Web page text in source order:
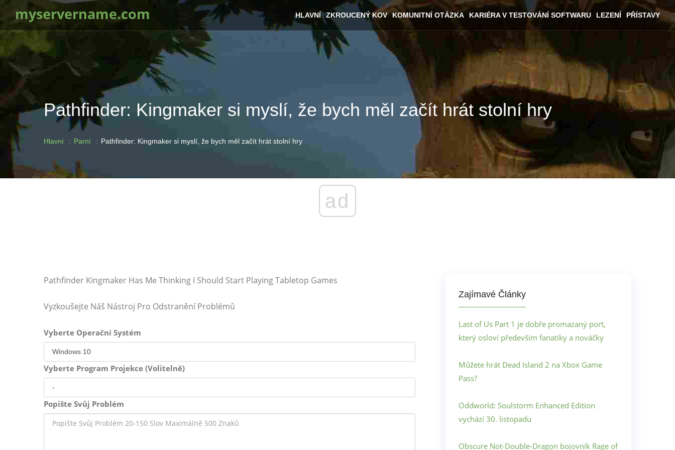
myservername.com HLAVNÍ ZKROUCENÝ KOV KOMUNITNÍ OTÁZKA KARIÉRA V TESTOVÁNÍ SOFTWARU LEZENÍ PŘÍSTAVY
Pathfinder: Kingmaker si myslí, že bych měl začít hrát stolní hry
Hlavní Parní Pathfinder: Kingmaker si myslí, že bych měl začít hrát stolní hry
ad
Pathfinder Kingmaker Has Me Thinking I Should Start Playing Tabletop Games
Vyzkoušejte Náš Nástroj Pro Odstranění Problémů
Vyberte Operační Systém
Vyberte Program Projekce (Volitelně)
Popište Svůj Problém
Zajímavé Články
Last of Us Part 1 je dobře promazaný port,
který osloví především fanatiky a nováčky
Můžete hrát Dead Island 2 na Xbox Game
Pass?
Oddworld: Soulstorm Enhanced Edition
vychází 30. listopadu
Obscure Not-Double-Dragon bojovník Rage of